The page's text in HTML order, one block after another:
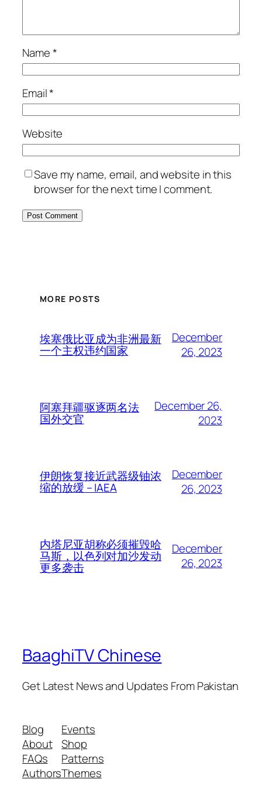
Name*
Email*
Website
Save my name, email, and website in this
browser for the next time I comment.
MORE POSTS
埃塞俄比亚成为非洲最新
一个主权违约国家
December
26, 2023
阿塞拜疆驱逐两名法
国外交官
December 26,
2023
伊朗恢复接近武器级铀浓
缩的放缓 – IAEA
December
26, 2023
内塔尼亚胡称必须摧毁哈
马斯，以色列对加沙发动
更多袭击
December
26, 2023
BaaghiTV Chinese
Get Latest News and Updates From Pakistan
Blog
About
FAQs
Authors
Events
Shop
Patterns
Themes